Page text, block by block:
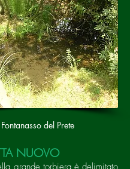
del Prete
NUOVO
grande torbiera è delimitato